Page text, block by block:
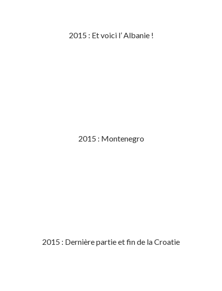
2015 : Et voici l’ Albanie !
2015 : Montenegro
2015 : Dernière partie et fin de la Croatie